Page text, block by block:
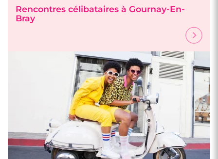
Rencontrez des célibataires à Caen
Rencontres célibataires à Gournay-En-
Bray